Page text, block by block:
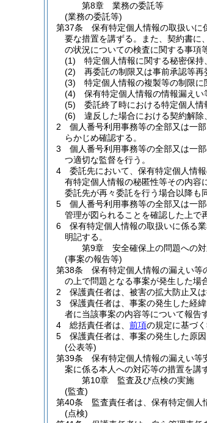
第8章
業務の委託等
(業務の委託等)
第37条
保有特定個人情報の取扱いに
要な措置を講ずる。
また、契約書に
の状況についての検査に関する事項
(1)
特定個人情報に関する秘密保
(2)
再委託の制限又は事前承認等
(3)
特定個人情報の複製等の制限に
(4)
保有特定個人情報の情報漏え
(5)
委託終了時における特定個人
(6)
違反した場合における契約解
2
個人番号利用事務等の全部又は一
らかじめ確認する。
3
個人番号利用事務等の全部又は一
つ適切な監督を行う。
4
委託先において、保有特定個人情
有特定個人情報の秘匿性等その内容
委託先が再々委託を行う場合以降も
5
個人番号利用事務等の全部又は一
管理が図られることを確認した上で
6
保有特定個人情報の取扱いに係る
明記する。
第9章
安全確保上の問題への
(事案の報告等)
第38条
保有特定個人情報の漏えい等
の上で問題となる事案が発生した場
2
保護責任者は、被害の拡大防止又
3
保護責任者は、事案の発生した経
者に当該事案の内容等について報告
4
総括責任者は、 前項の規定に基づ
5
保護責任者は、事案の発生した原
(公表等)
第39条
保有特定個人情報の漏えい等
案に係る本人への対応等の措置を講
第10章
監査及び点検の実施
(監査)
第40条
監査責任者は、保有特定個人
(点検)